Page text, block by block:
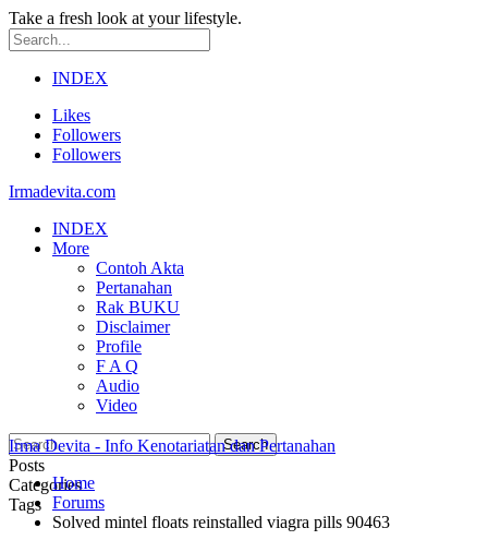
Take a fresh look at your lifestyle.
INDEX
Likes
Followers
Followers
Irmadevita.com
INDEX
More
Contoh Akta
Pertanahan
Rak BUKU
Disclaimer
Profile
F A Q
Audio
Video
Posts
Categories
Tags
Irma Devita - Info Kenotariatan dan Pertanahan
Home
Forums
Solved mintel floats reinstalled viagra pills 90463